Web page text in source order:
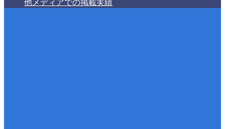
他メディアでの掲載実績